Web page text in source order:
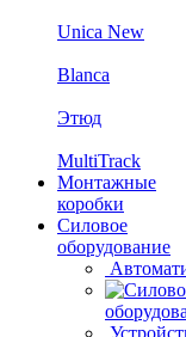
Unica New
Blanca
Этюд
MultiTrack
Монтажные
коробки
Силовое
оборудование